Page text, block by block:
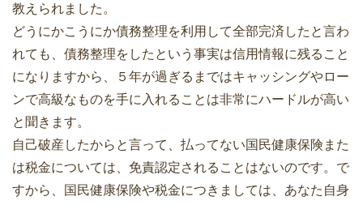
教えられました。
どうにかこうにか債務整理を利用して全部完済したと言わ
れても、債務整理をしたという事実は信用情報に残ること
になりますから、５年が過ぎるまではキャッシングやロー
ンで高級なものを手に入れることは非常にハードルが高い
と聞きます。
自己破産したからと言って、払ってない国民健康保険また
は税金については、免責認定されることはないのです。で
すから、国民健康保険や税金につきましては、あなた自身